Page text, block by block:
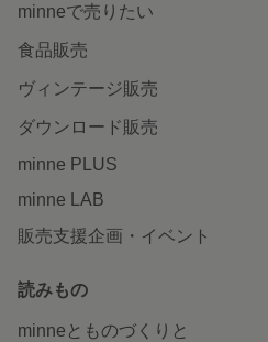
minneで売りたい
食品販売
ヴィンテージ販売
ダウンロード販売
minne PLUS
minne LAB
販売支援企画・イベント
読みもの
minneとものづくりと